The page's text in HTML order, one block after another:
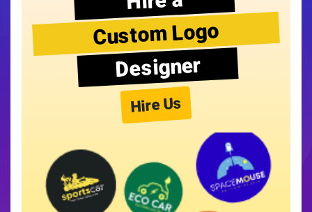
Custom Logo
Designer
Hire Us